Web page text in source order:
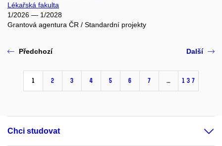
Lékařská fakulta
1/2026 — 1/2028
Grantová agentura ČR / Standardní projekty
Předchozí
1 2 3 4 5 6 7 … 137
Další
Chci studovat